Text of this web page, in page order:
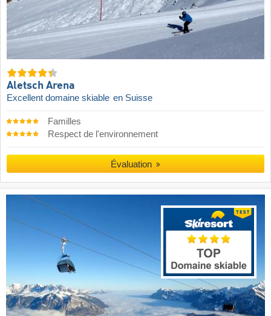
Aletsch Arena
Excellent domaine skiable en Suisse
Familles
Respect de l'environnement
Évaluation